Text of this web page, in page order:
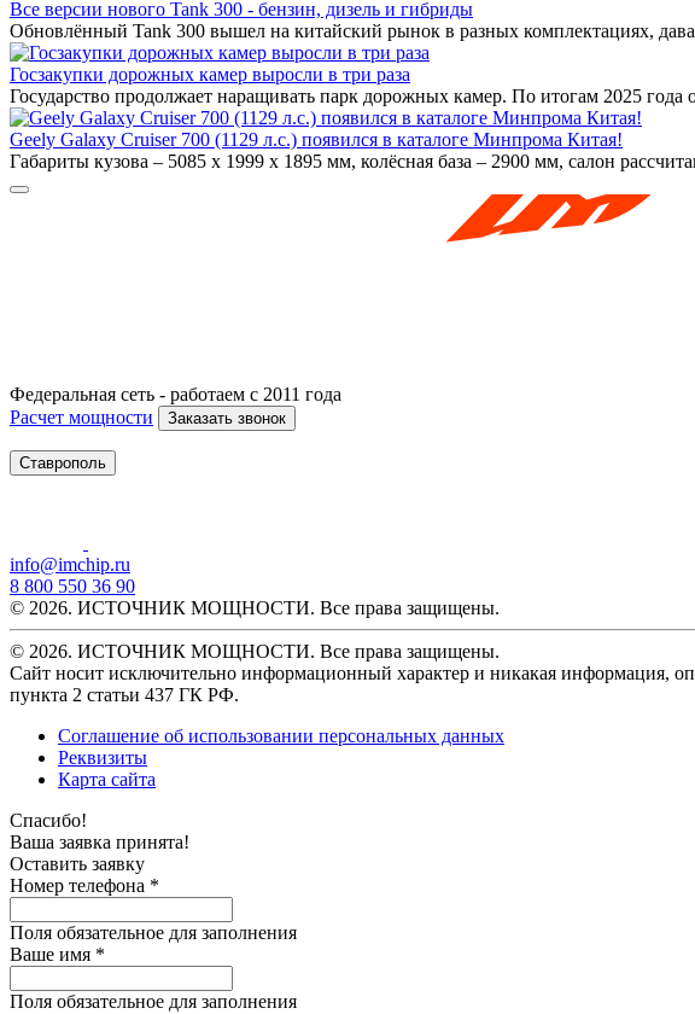
Все версии нового Tank 300 - бензин, дизель и гибриды
Обновлённый Tank 300 вышел на китайский рынок в разных комплектациях,
Госзакупки дорожных камер выросли в три раза
Государство продолжает наращивать парк дорожных камер. По итогам 2025 года
Geely Galaxy Cruiser 700 (1129 л.с.) появился в каталоге Минпрома Китая!
Габариты кузова – 5085 х 1999 х 1895 мм, колёсная база – 2900 мм, салон
Федеральная сеть - работаем с 2011 года
Расчет мощности
Заказать звонок
Ставрополь
info@imchip.ru
8 800 550 36 90
© 2026. ИСТОЧНИК МОЩНОСТИ. Все права защищены.
© 2026. ИСТОЧНИК МОЩНОСТИ. Все права защищены.
Сайт носит исключительно информационный характер и никакая информация,
пункта 2 статьи 437 ГК РФ.
Соглашение об использовании персональных данных
Реквизиты
Карта сайта
Спасибо!
Ваша заявка принята!
Оставить заявку
Номер телефона *
Поля обязательное для заполнения
Ваше имя *
Поля обязательное для заполнения